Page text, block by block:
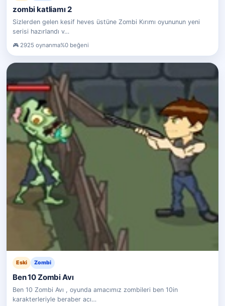
zombi katliamı 2
Sizlerden gelen kesif heves üstüne Zombi Kırımı oyununun yeni
serisi hazırlandı v…
2925 oynanma%0 beğeni
Eski Zombi
Ben 10 Zombi Avı
Ben 10 Zombi Avı , oyunda amacımız zombileri ben 10in
karakterleriyle beraber acı…